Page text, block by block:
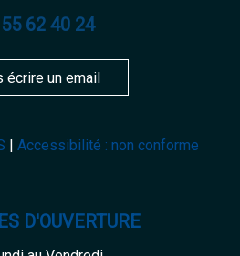
62 40 24
écrire un email
Accessibilité : non conforme
D'OUVERTURE